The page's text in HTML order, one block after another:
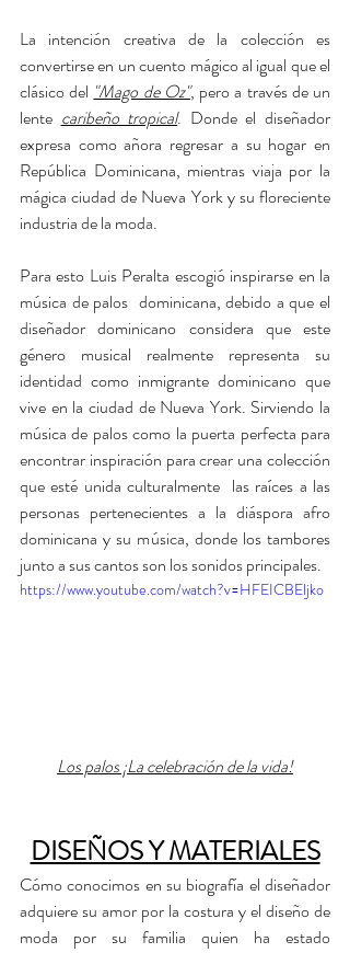
La intención creativa de la colección es
convertirse en un cuento mágico al igual que el
clásico del "Mago de Oz", pero a través de un
lente caribeño tropical. Donde el diseñador
expresa como añora regresar a su hogar en
República Dominicana, mientras viaja por la
mágica ciudad de Nueva York y su floreciente
industria de la moda.
Para esto Luis Peralta escogió inspirarse en la
música de palos  dominicana, debido a que el
diseñador dominicano considera que este
género musical realmente representa su
identidad como inmigrante dominicano que
vive en la ciudad de Nueva York. Sirviendo la
música de palos como la puerta perfecta para
encontrar inspiración para crear una colección
que esté unida culturalmente  las raíces a las
personas pertenecientes a la diáspora afro
dominicana y su música, donde los tambores
junto a sus cantos son los sonidos principales.
https://www.youtube.com/watch?v=HFEICBEljko
Los palos ¡La celebración de la vida!
DISEÑOS Y MATERIALES
Cómo conocimos en su biografía el diseñador
adquiere su amor por la costura y el diseño de
moda por su familia quien ha estado